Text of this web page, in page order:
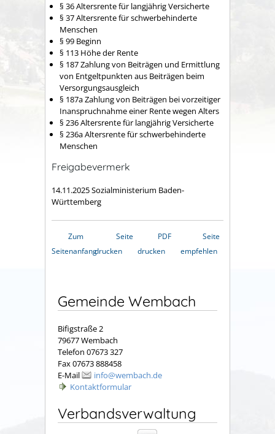
§ 36 Altersrente für langjährig Versicherte
§ 37 Altersrente für schwerbehinderte
Menschen
§ 99 Beginn
§ 113 Höhe der Rente
§ 187 Zahlung von Beiträgen und Ermittlung
von Entgeltpunkten aus Beiträgen beim
Versorgungsausgleich
§ 187a Zahlung von Beiträgen bei vorzeitiger
Inanspruchnahme einer Rente wegen Alters
§ 236 Altersrente für langjährig Versicherte
§ 236a Altersrente für schwerbehinderte
Menschen
Freigabevermerk
14.11.2025 Sozialministerium Baden-
Württemberg
Zum
Seitenanfang
Seite
drucken
PDF
drucken
Seite
empfehlen
Gemeinde Wembach
Bifigstraße 2
79677 Wembach
Telefon 07673 327
Fax 07673 888458
E-Mail
info@wembach.de
Kontaktformular
Verbandsverwaltung